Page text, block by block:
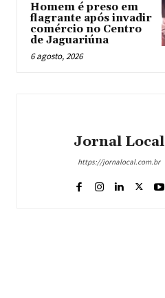
Homem é preso em
flagrante após invadir
comércio no Centro
de Jaguariúna
6 agosto, 2026
Jornal Local
https://jornalocal.com.br